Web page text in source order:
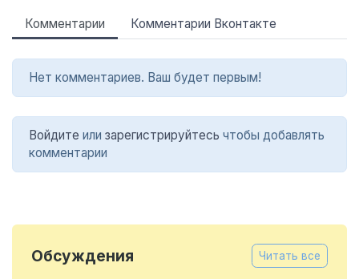
Комментарии Комментарии Вконтакте
Нет комментариев. Ваш будет первым!
Войдите или зарегистрируйтесь чтобы добавлять
комментарии
Обсуждения Читать все